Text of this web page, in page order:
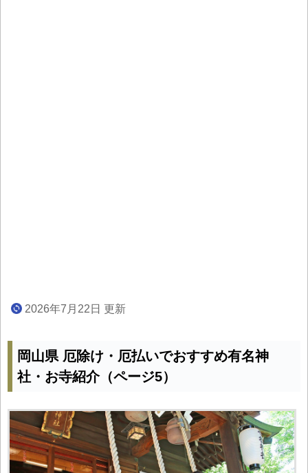
2026年7月22日 更新
岡山県 厄除け・厄払いでおすすめ有名神
社・お寺紹介（ページ5）